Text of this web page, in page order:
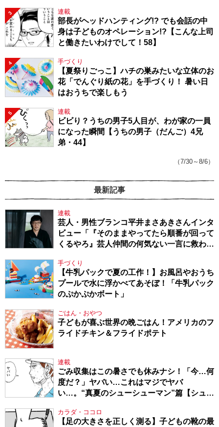
3 連載
部長がヘッドハンティング!? でも会話の中
身は子どものオペレーション!?【こんな上司
と働きたいわけでして！58】
4 手づくり
【夏祭りごっこ】ハチの巣みたいな立体のお
花「でんぐり紙の花」を手づくり！ 暑い日
はおうちで楽しもう
5 連載
ビビり？うちの男子5人目が、わが家の一員
になった瞬間【うちの男子（だんご）4兄
弟・44】
（7/30～8/6）
最新記事
連載
芸人・男性ブランコ平井まさあきさんインタ
ビュー「『そのままやってたら順番が回って
くるやろ』芸人仲間の何気ない一言に救われ
手づくり
【牛乳パックで夏の工作！】お風呂やおうち
プールで水に浮かべてあそぼ！「牛乳パック
のぷかぷかボート」
ごはん・おやつ
子どもが喜ぶ世界の晩ごはん！アメリカのフ
ライドチキン＆フライドポテト
連載
ごみ収集はこの暑さでも休みナシ！「今…何
度だ？」ヤバい…これはマジでヤバ
い…。“真夏のシューシューマン”篇【シュー
カラダ・ココロ
【足の大きさを正しく測る】子どもの靴の最